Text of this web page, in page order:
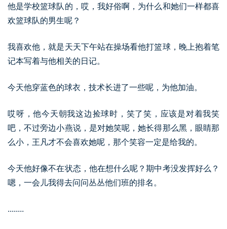
他是学校篮球队的，哎，我好俗啊，为什么和她们一样都喜
欢篮球队的男生呢？
我喜欢他，就是天天下午站在操场看他打篮球，晚上抱着笔
记本写着与他相关的日记。
今天他穿蓝色的球衣，技术长进了一些呢，为他加油。
哎呀，他今天朝我这边捡球时，笑了笑，应该是对着我笑
吧，不过旁边小燕说，是对她笑呢，她长得那么黑，眼睛那
么小，王凡才不会喜欢她呢，那个笑容一定是给我的。
今天他好像不在状态，他在想什么呢？期中考没发挥好么？
嗯，一会儿我得去问问丛丛他们班的排名。
........